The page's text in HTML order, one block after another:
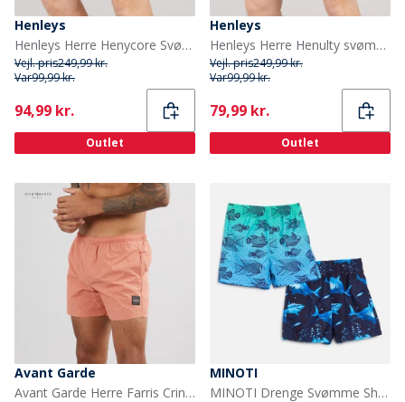
Henleys
Henleys Herre Henycore Svømmebukser Navy
Vejl. pris249,99 kr.
Var99,99 kr.
Current
94,99 kr.
Outlet
Henleys
Henleys Herre Henulty svømme shorts Blå
Vejl. pris249,99 kr.
Var99,99 kr.
Current
79,99 kr.
Outlet
Avant Garde
Avant Garde Herre Farris Crinkle Badebukser Brændt Orange
MINOTI
MINOTI Drenge Svømme Shorts Flerfarvet